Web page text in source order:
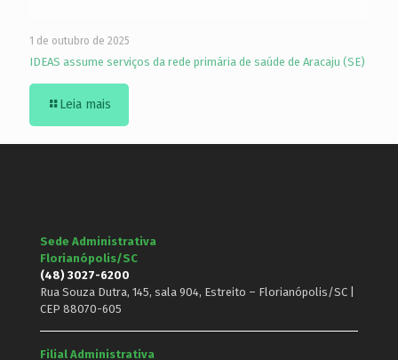
1 de outubro de 2025
IDEAS assume serviços da rede primária de saúde de Aracaju (SE)
Leia mais
Sede Administrativa
Florianópolis/SC
(48) 3027-6200
Rua Souza Dutra, 145, sala 904, Estreito – Florianópolis/SC |
CEP 88070-605
Filial Administrativa